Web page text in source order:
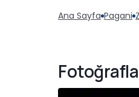
Ana Sayfa Pagani